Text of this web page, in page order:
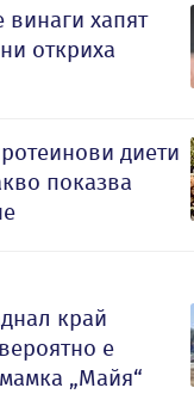
хапят
откриха
диети
показва
край
е
„Майя“